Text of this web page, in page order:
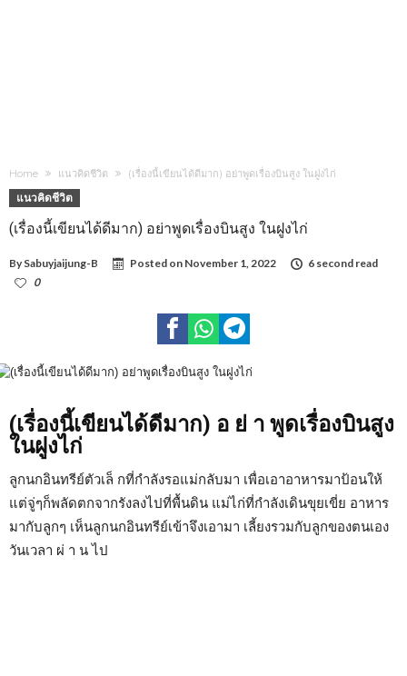
Home แนวคิดชีวิต (เรื่องนี้เขียนได้ดีมาก) อย่าพูดเรื่องบินสูง ในฝูงไก่
แนวคิดชีวิต
(เรื่องนี้เขียนได้ดีมาก) อย่าพูดเรื่องบินสูง ในฝูงไก่
By Sabuyjaijung-B Posted on November 1, 2022
6 second read
0
(เรื่องนี้เขียนได้ดีมาก) อ ย่ า พูดเรื่องบินสูง
ในฝูงไก่
ลูกนกอินทรีย์ตัวเล็ กที่กำลังรอแม่กลับมา เพื่อเอาอาหารมาป้อนให้
แต่จู่ๆก็พลัดตกจากรังลงไปที่พื้นดิน แม่ไก่ที่กำลังเดินขุยเขี่ย อาหาร
มากับลูกๆ เห็นลูกนกอินทรีย์เข้าจึงเอามา เลี้ยงรวมกับลูกของตนเอง
วันเวลา ผ่ า น ไป